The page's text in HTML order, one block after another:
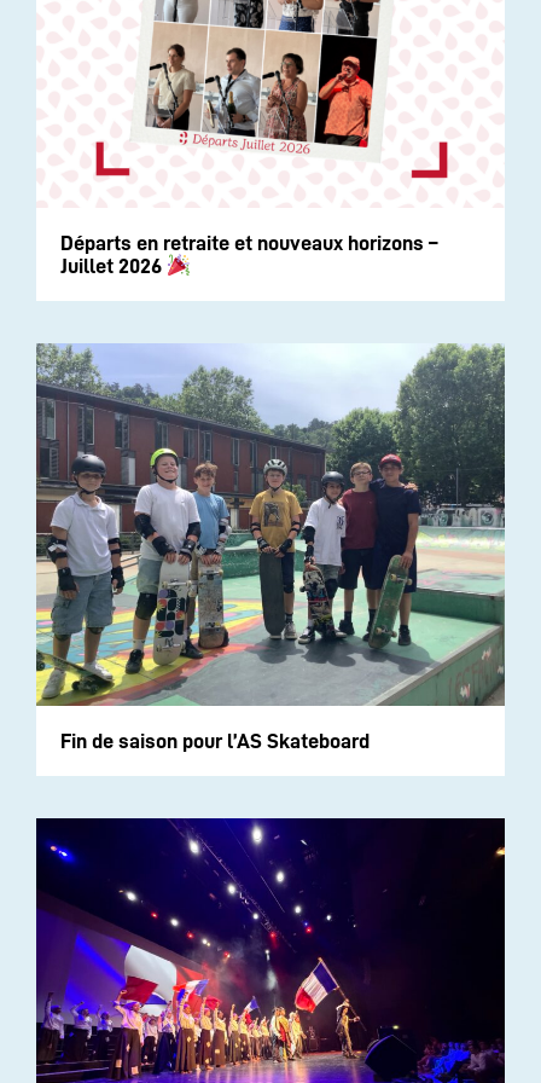
Départs en retraite et nouveaux horizons –
Juillet 2026
Fin de saison pour l’AS Skateboard